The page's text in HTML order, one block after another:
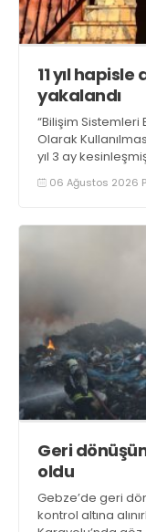
11 yıl hapisle
yakalandı
“Bilişim Sistemleri
Olarak
yıl 3 ay
yakalandı
06 Ağustos 2026
Geri
oldu
Gebze’de geri
kontrol altına